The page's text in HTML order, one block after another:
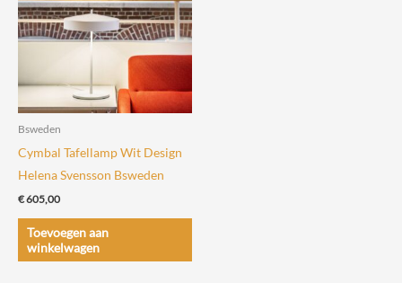
optie
kan
gekozen
op
productpagina
Bsweden
Cymbal Tafellamp Wit Design
Helena Svensson Bsweden
€605,00
Toevoegen aan
winkelwagen